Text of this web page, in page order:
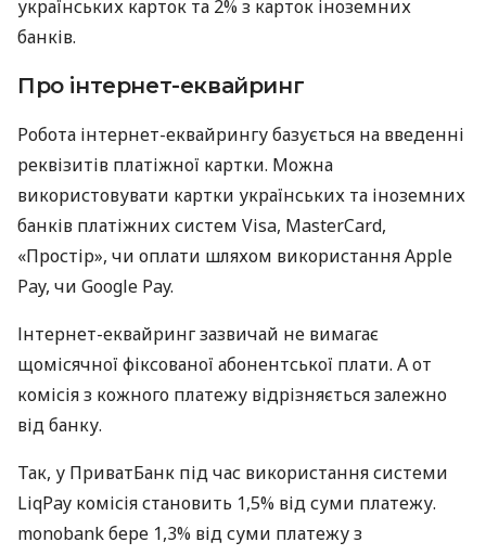
українських карток та 2% з карток іноземних
банків.
Про інтернет-еквайринг
Робота інтернет-еквайрингу базується на введенні
реквізитів платіжної картки. Можна
використовувати картки українських та іноземних
банків платіжних систем Visa, MasterCard,
«Простір», чи оплати шляхом використання Apple
Pay, чи Google Pay.
Інтернет-еквайринг зазвичай не вимагає
щомісячної фіксованої абонентської плати. А от
комісія з кожного платежу відрізняється залежно
від банку.
Так, у ПриватБанк під час використання системи
LiqPay комісія становить 1,5% від суми платежу.
monobank бере 1,3% від суми платежу з